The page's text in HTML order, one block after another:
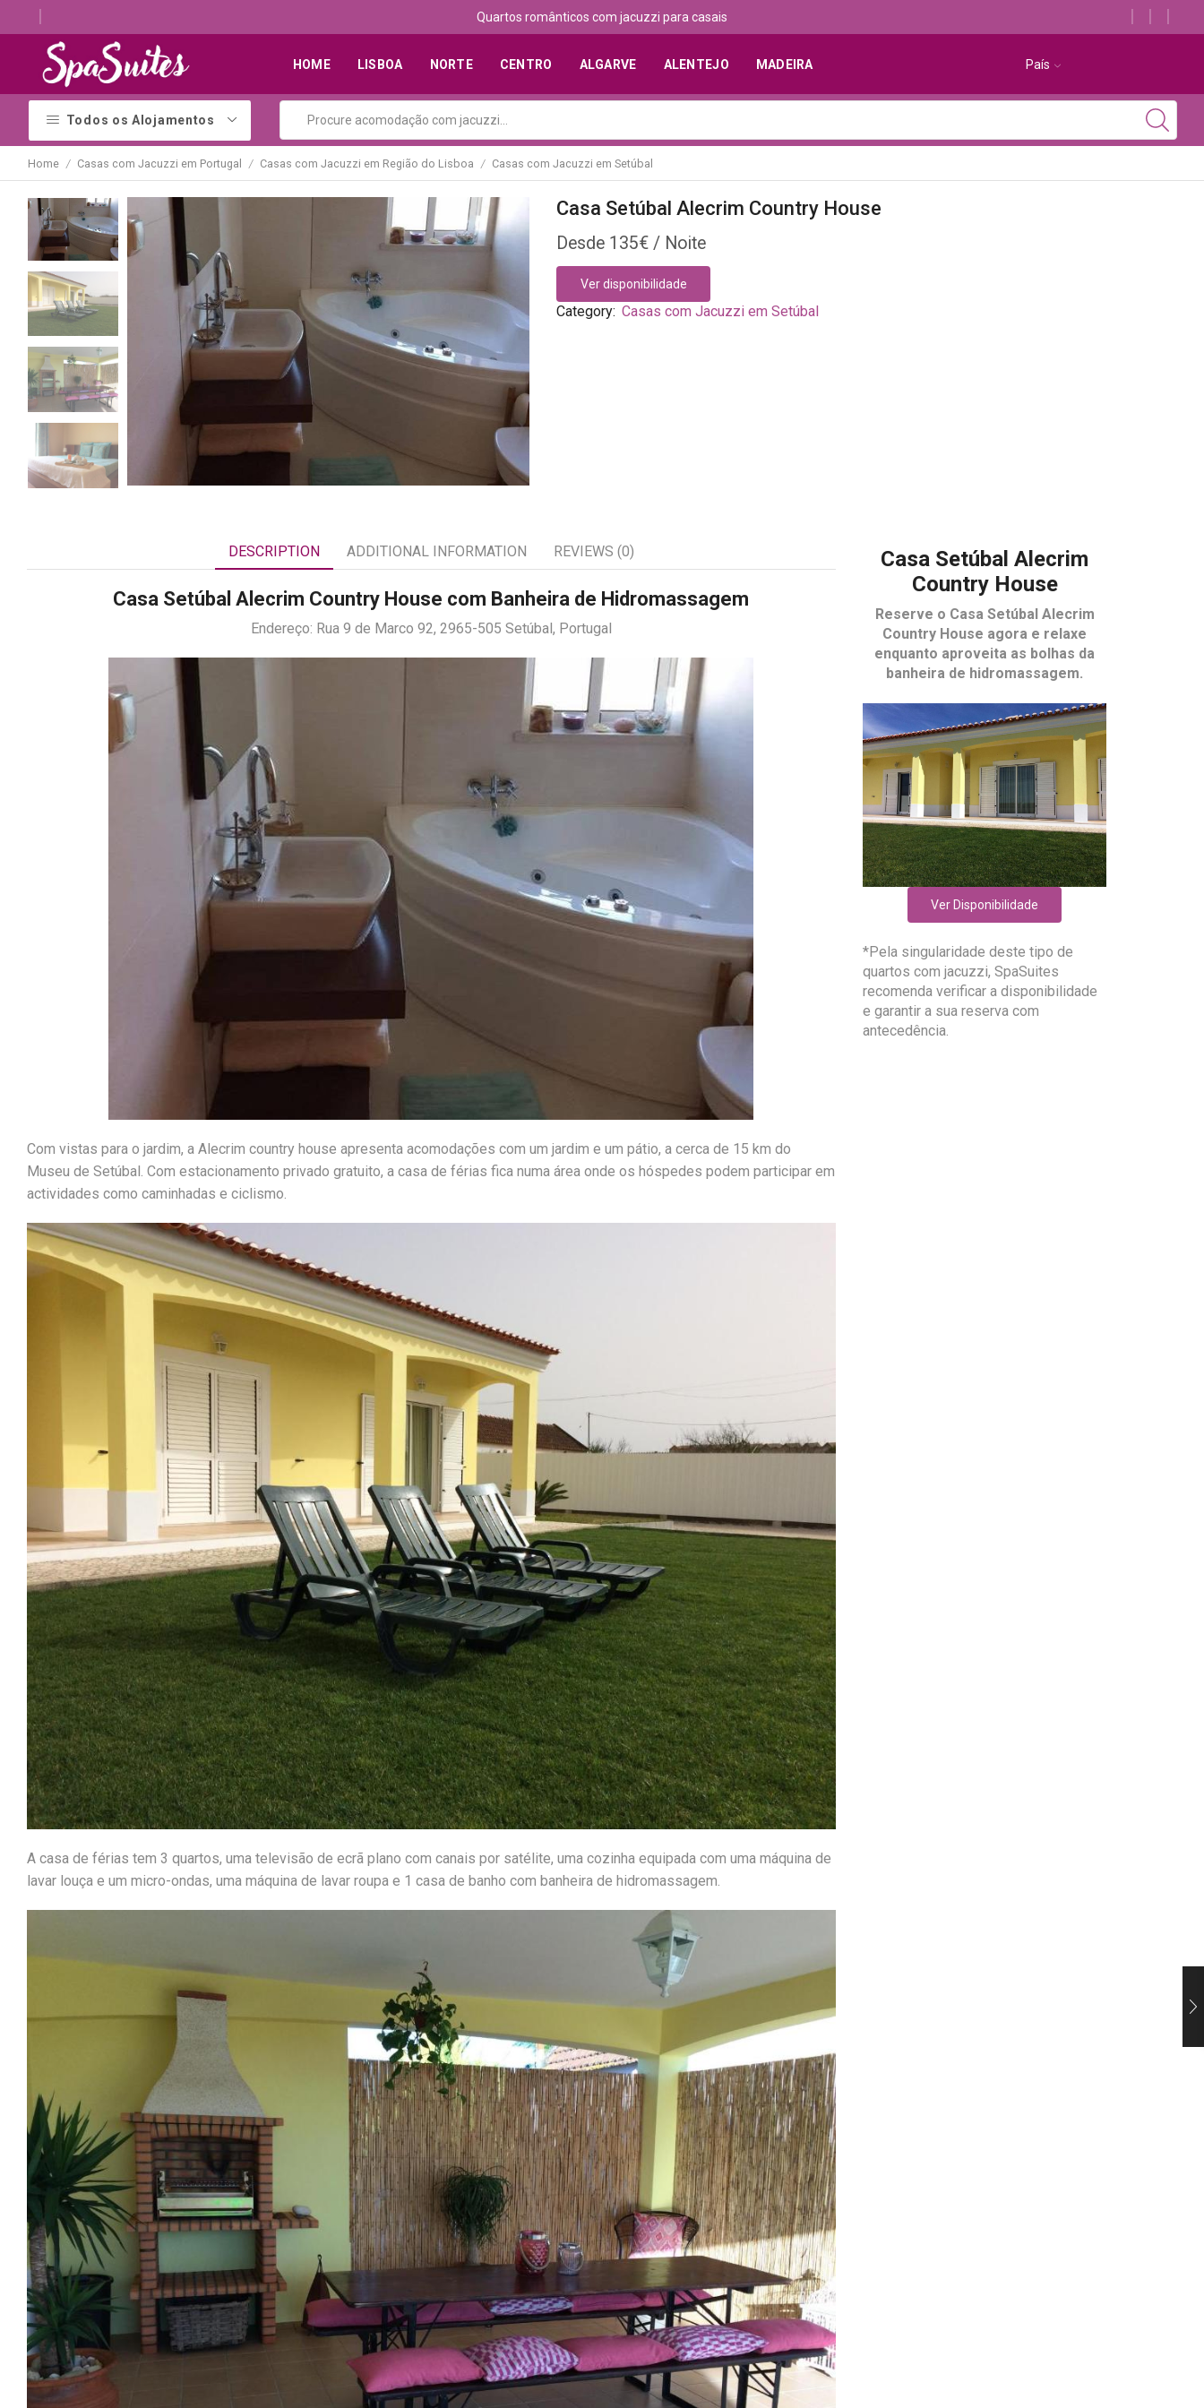
Descubra os melhores alojamentos com jacuzzi
HOME LISBOA NORTE CENTRO ALGARVE ALENTEJO MADEIRA País
Todos os Alojamentos
Home / Casas com Jacuzzi em Portugal / Casas com Jacuzzi em Região do Lisboa / Casas com Jacuzzi em Setúbal
Casa Setúbal Alecrim Country House
135€
Ver disponibilidade
Category: Casas com Jacuzzi em Setúbal
DESCRIPTION ADDITIONAL INFORMATION REVIEWS (0)
Casa Setúbal Alecrim Country House com Banheira de Hidromassagem
Endereço: Rua 9 de Marco 92, 2965-505 Setúbal, Portugal
Com vistas para o jardim, a Alecrim country house apresenta acomodações com um jardim e um pátio, a cerca de 15 km do
Museu de Setúbal. Com estacionamento privado gratuito, a casa de férias fica numa área onde os hóspedes podem participar em
actividades como caminhadas e ciclismo.
A casa de férias tem 3 quartos, uma televisão de ecrã plano com canais por satélite, uma cozinha equipada com uma máquina de
lavar louça e um micro-ondas, uma máquina de lavar roupa e 1 casa de banho com banheira de hidromassagem.
Casa Setúbal Alecrim
Country House
Reserve o Casa Setúbal Alecrim
Country House agora e relaxe
enquanto aproveita as bolhas da
banheira de hidromassagem.
Ver Disponibilidade
*Pela singularidade deste tipo de
quartos com jacuzzi, SpaSuites
recomenda verificar a disponibilidade
e garantir a sua reserva com
antecedência.